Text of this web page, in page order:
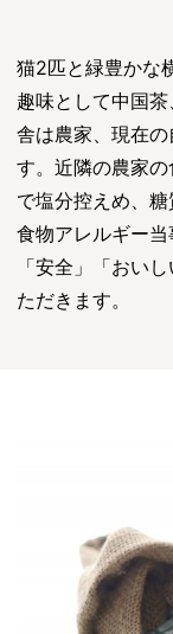
猫2匹と緑豊かな
趣味として中国
舎は農家、現在
す。近隣の農家
で塩分控えめ、糖
食物アレルギー
「安全」「おい
ただきます。